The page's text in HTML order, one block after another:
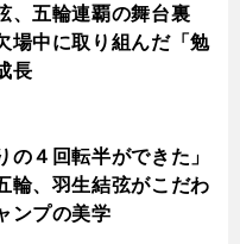
、五輪連覇の舞台裏
場中に取り組んだ「勉
長
の４回転半ができた」
輪、羽生結弦がこだわ
ンプの美学